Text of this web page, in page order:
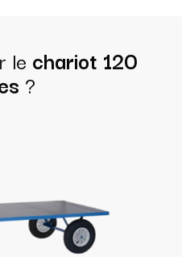
le chariot 120
?